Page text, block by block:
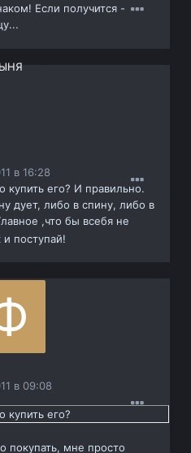
Если получится -
в 16:28
его? И правильно.
дует, либо в спину, либо в
,что бы всебя не
поступай!
в 09:08
его?
покупать, мне просто